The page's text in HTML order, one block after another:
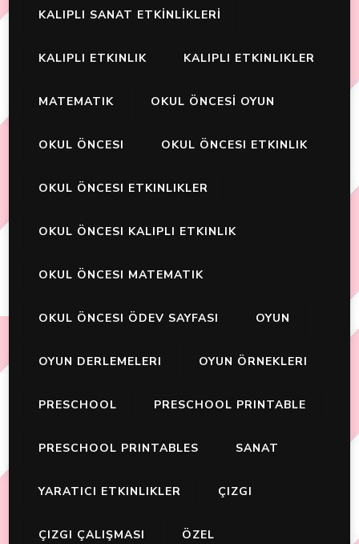
KALIPLI SANAT ETKİNLİKLERİ
KALIPLI ETKINLIK KALIPLI ETKINLIKLER
MATEMATIK OKUL ÖNCESİ OYUN
OKUL ÖNCESI OKUL ÖNCESI ETKINLIK
OKUL ÖNCESI ETKINLIKLER
OKUL ÖNCESI KALIPLI ETKINLIK
OKUL ÖNCESI MATEMATIK
OKUL ÖNCESI ÖDEV SAYFASI OYUN
OYUN DERLEMELERI OYUN ÖRNEKLERI
PRESCHOOL PRESCHOOL PRINTABLE
PRESCHOOL PRINTABLES SANAT
YARATICI ETKINLIKLER ÇIZGI
ÇIZGI ÇALIŞMASI ÖZEL